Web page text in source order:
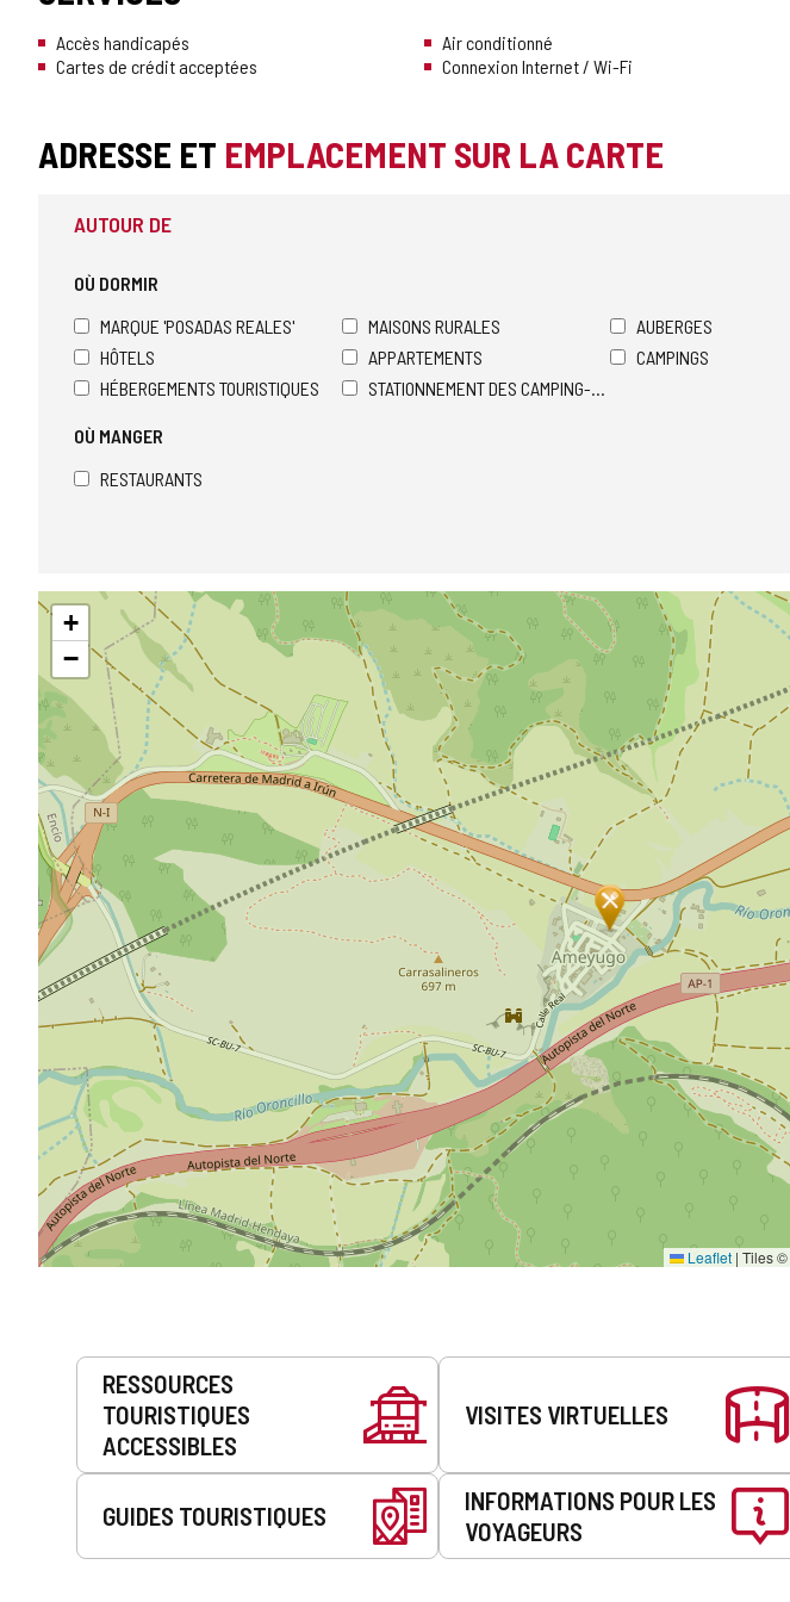
Accès handicapés
Cartes de crédit acceptées
Air conditionné
Connexion Internet / Wi-Fi
ADRESSE ET EMPLACEMENT SUR LA CARTE
AUTOUR DE
OÙ DORMIR
MARQUE 'POSADAS REALES'
MAISONS RURALES AUBERGES
HÔTELS
APPARTEMENTS CAMPINGS
HÉBERGEMENTS TOURISTIQUES
STATIONNEMENT DES CAMPING-CARS
OÙ MANGER
RESTAURANTS
Sauter
+
−
Leaflet | Tiles ©
Prestations
RESSOURCES
TOURISTIQUES
ACCESSIBLES
VISITES VIRTUELLES
GUIDES TOURISTIQUES
INFORMATIONS POUR LES
VOYAGEURS